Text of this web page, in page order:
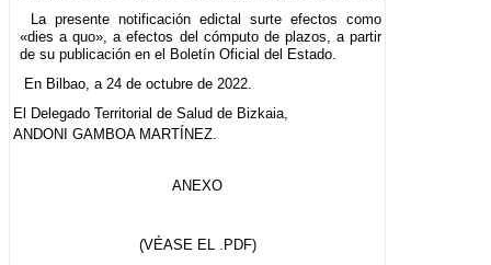
La presente notificación edictal surte efectos como
«dies a quo», a efectos del cómputo de plazos, a partir
de su publicación en el Boletín Oficial del Estado.
En Bilbao, a 24 de octubre de 2022.
El Delegado Territorial de Salud de Bizkaia,
ANDONI GAMBOA MARTÍNEZ.
ANEXO
(VÉASE EL .PDF)